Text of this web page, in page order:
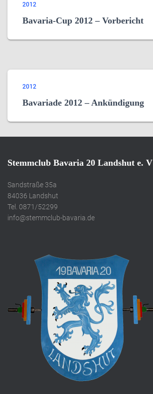
2012
Bavaria-Cup 2012 – Vorbericht
2012
Bavariade 2012 – Ankündigung
Stemmclub Bavaria 20 Landshut e. V
Sandstraße 35a
84036 Landshut
Tel. 0871/52299
info@stemmclub-bavaria.de